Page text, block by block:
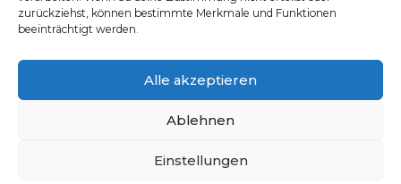
zurückziehst, können bestimmte Merkmale und Funktionen
beeinträchtigt werden.
Alle akzeptieren
Ablehnen
Einstellungen
Ecopower sorgt mit Elasthan gemischt für
hohen Tragekomfort und Bewegungsfreiheit
Polyamid, 20% Elasthan
Recyceltes und umweltverträgliches Q-